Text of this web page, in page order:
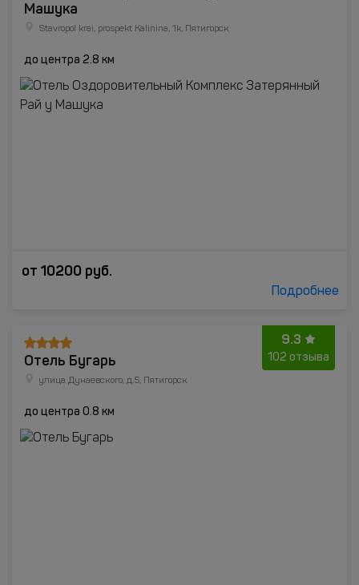
Машука
Stavropol krai, prospekt Kalinina, 1k, Пятигорск
до центра 2.8 км
от 10200 руб.
Подробнее
9.3
102 отзыва
Отель Бугарь
улица Дунаевского, д.5, Пятигорск
до центра 0.8 км